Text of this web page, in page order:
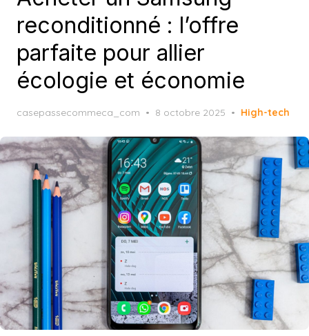
reconditionné : l’offre
parfaite pour allier
écologie et économie
casepassecommeca_com
Posted
8 octobre 2025 High-tech